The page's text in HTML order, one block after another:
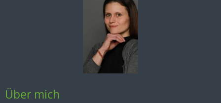
Über mich